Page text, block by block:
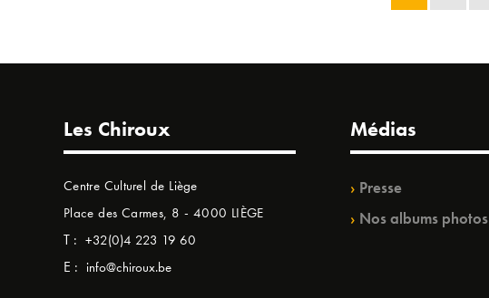
Les Chiroux
Centre Culturel de Liège
Place des Carmes, 8 - 4000 LIÈGE
T : +32(0)4 223 19 60
E : info@chiroux.be
Médias
Presse
Nos albums photos